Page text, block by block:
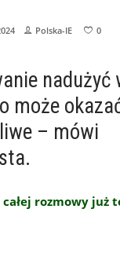
Polska-IE 0
nadużyć
może
– mówi
całej rozmowy już